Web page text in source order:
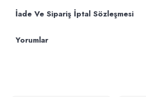
İade Ve Sipariş İptal Sözleşmesi
Yorumlar